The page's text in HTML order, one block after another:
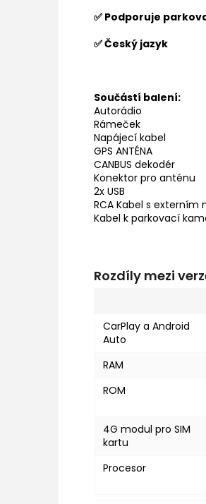
✅ Podporuje
✅ Český jazyk
Součástí balení:
Autorádio
Rámeček
Napájecí kabel
GPS ANTÉNA
CANBUS dekodér
Konektor pro anténu
2x USB
RCA Kabel s
Kabel k parkovací
Rozdíly mezi
CarPlay a Android
Auto
RAM
ROM
4G modul pro SIM
kartu
Procesor